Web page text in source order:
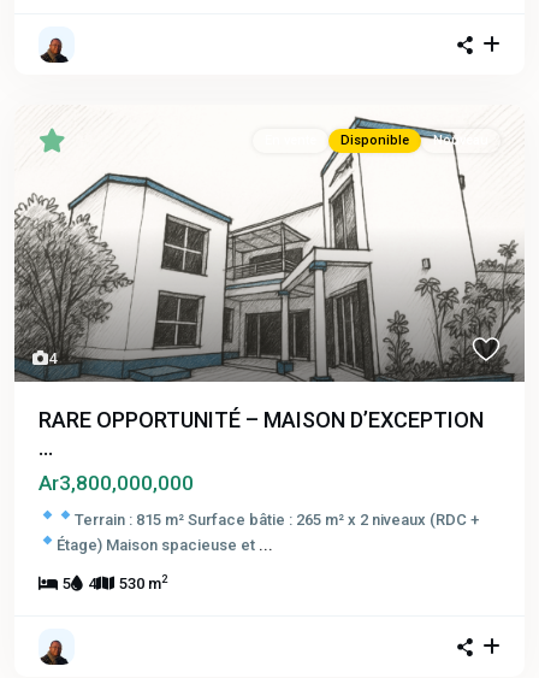
4
Disponible Nouveau
RARE OPPORTUNITÉ – MAISON D’EXCEPTION
...
Ar3,800,000,000
Terrain : 815 m²Surface bâtie : 265 m² x 2 niveaux (RDC +
Étage)Maison spacieuse et ...
5 4 530 m2